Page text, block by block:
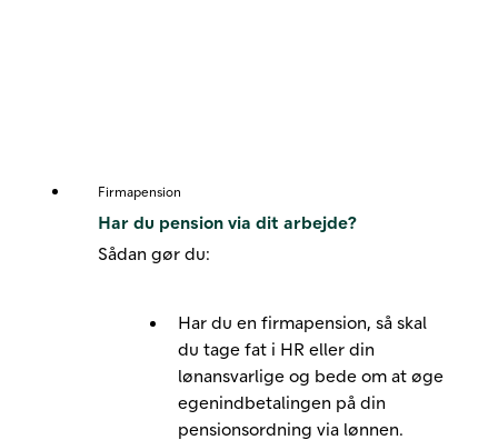
Har du pension via dit arbejde?
Firmapension
Sådan gør du:
Har du en firmapension, så skal
du tage fat i HR eller din
lønansvarlige og bede om at øge
egenindbetalingen på din
pensionsordning via lønnen.